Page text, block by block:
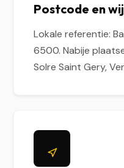
Postcode en
Lokale referentie:
6500. Nabije
Solre Saint Gery,